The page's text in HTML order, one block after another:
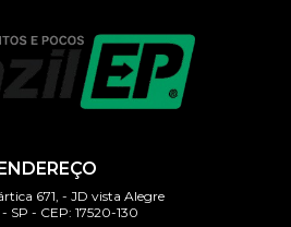
671, - JD vista Alegre
SP - CEP: 17520-130